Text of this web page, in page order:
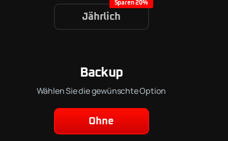
Jährlich
Backup
Wählen Sie die gewünschte Option
Ohne